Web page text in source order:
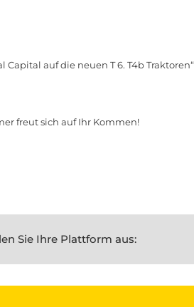
auf die neuen T 6. T4b Traktoren“
freut sich auf Ihr Kommen!
Sie Ihre Plattform aus: